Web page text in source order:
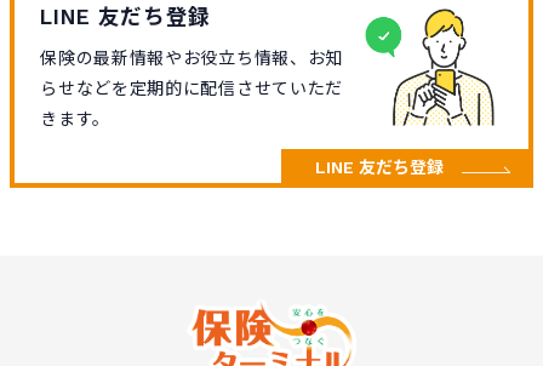
LINE 友だち登録
保険の最新情報やお役立ち情報、お知
らせなどを定期的に配信させていただ
きます。
LINE 友だち登録